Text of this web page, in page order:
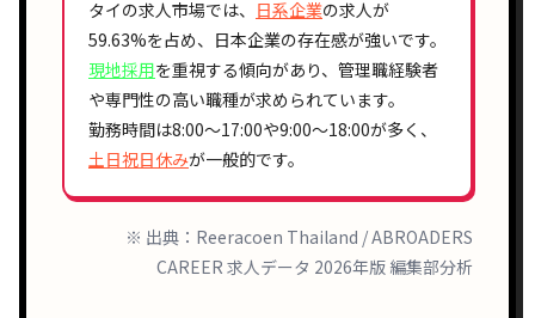
タイの求人市場では、 日系企業の求人が
59.63%を占め、 日本企業の存在感が強いです。
現地採用を重視する傾向があり、 管理職経験者
や専門性の高い職種が求められています。
勤務時間は8:00〜17:00や9:00〜18:00が多く、
土日祝日休みが一般的です。
※ 出典：Reeracoen Thailand / ABROADERS
CAREER 求人データ 2026年版 編集部分析